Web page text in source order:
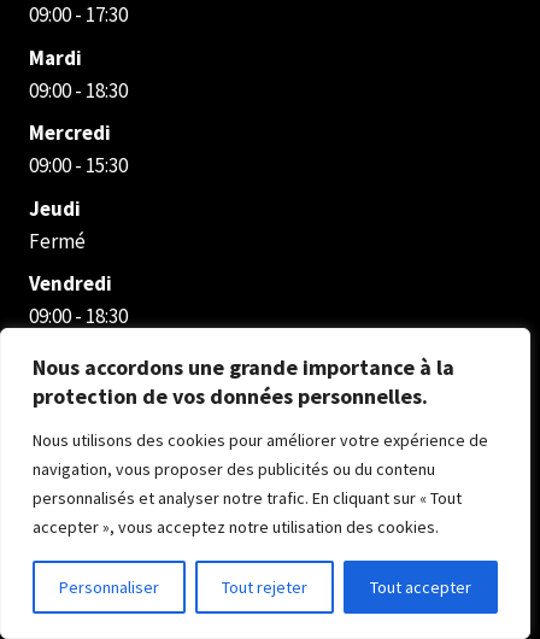
Nous accordons une grande importance à la
protection de vos données personnelles.
Nous utilisons des cookies pour améliorer votre expérience de
navigation, vous proposer des publicités ou du contenu
personnalisés et analyser notre trafic. En cliquant sur « Tout
accepter », vous acceptez notre utilisation des cookies.
Personnaliser Tout rejeter Tout accepter
09:00 - 17:30
Mardi
09:00 - 18:30
Mercredi
09:00 - 15:30
Jeudi
Fermé
Vendredi
09:00 - 18:30
Samedi
09:00 - 17:30
Dimanche
Fermé